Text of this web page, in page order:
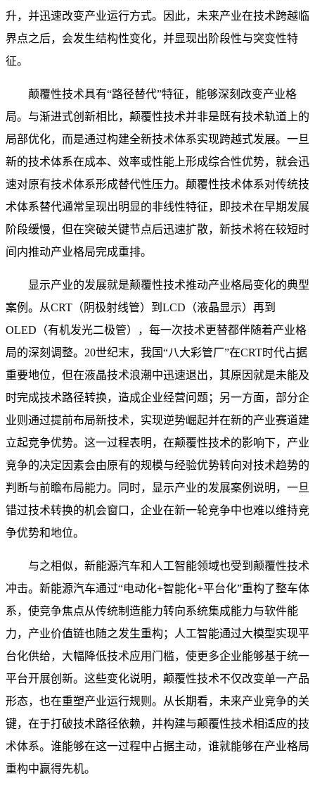
升，并迅速改变产业运行方式。因此，未来产业在技术跨越临
界点之后，会发生结构性变化，并显现出阶段性与突变性特
征。
颠覆性技术具有“路径替代”特征，能够深刻改变产业格
局。与渐进式创新相比，颠覆性技术并非是既有技术轨道上的
局部优化，而是通过构建全新技术体系实现跨越式发展。一旦
新的技术体系在成本、效率或性能上形成综合性优势，就会迅
速对原有技术体系形成替代性压力。颠覆性技术体系对传统技
术体系替代通常呈现出明显的非线性特征，即技术在早期发展
阶段缓慢，但在突破关键节点后迅速扩散，新技术将在较短时
间内推动产业格局完成重排。
显示产业的发展就是颠覆性技术推动产业格局变化的典型
案例。从CRT（阴极射线管）到LCD（液晶显示）再到
OLED（有机发光二极管），每一次技术更替都伴随着产业格
局的深刻调整。20世纪末，我国“八大彩管厂”在CRT时代占据
重要地位，但在液晶技术浪潮中迅速退出，其原因就是未能及
时完成技术路径转换，造成企业经营问题；另一方面，部分企
业则通过提前布局新技术，实现逆势崛起并在新的产业赛道建
立起竞争优势。这一过程表明，在颠覆性技术的影响下，产业
竞争的决定因素会由原有的规模与经验优势转向对技术趋势的
判断与前瞻布局能力。同时，显示产业的发展案例说明，一旦
错过技术转换的机会窗口，企业在新一轮竞争中也难以维持竞
争优势和地位。
与之相似，新能源汽车和人工智能领域也受到颠覆性技术
冲击。新能源汽车通过“电动化+智能化+平台化”重构了整车体
系，使竞争焦点从传统制造能力转向系统集成能力与软件能
力，产业价值链也随之发生重构；人工智能通过大模型实现平
台化供给，大幅降低技术应用门槛，使更多企业能够基于统一
平台开展创新。这些变化说明，颠覆性技术不仅改变单一产品
形态，也在重塑产业运行规则。从长期看，未来产业竞争的关
键，在于打破技术路径依赖，并构建与颠覆性技术相适应的技
术体系。谁能够在这一过程中占据主动，谁就能够在产业格局
重构中赢得先机。